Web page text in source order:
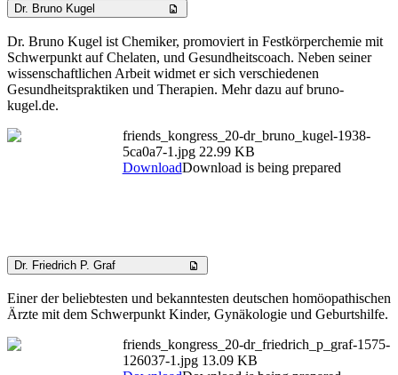
Dr. Bruno Kugel
Dr. Bruno Kugel ist Chemiker, promoviert in Festkörperchemie mit
Schwerpunkt auf Chelaten, und Gesundheitscoach. Neben seiner
wissenschaftlichen Arbeit widmet er sich verschiedenen
Gesundheitspraktiken und Therapien. Mehr dazu auf bruno-
kugel.de.
friends_kongress_20-dr_bruno_kugel-1938-
5ca0a7-1.jpg 22.99 KB
DownloadDownload is being prepared
Dr. Friedrich P. Graf
Einer der beliebtesten und bekanntesten deutschen homöopathischen
Ärzte mit dem Schwerpunkt Kinder, Gynäkologie und Geburtshilfe.
friends_kongress_20-dr_friedrich_p_graf-1575-
126037-1.jpg 13.09 KB